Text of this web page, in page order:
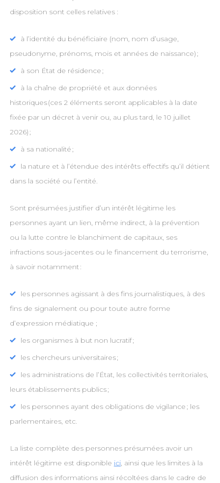
disposition sont celles relatives :
à l’identité du bénéficiaire (nom, nom d’usage,
pseudonyme, prénoms, mois et années de naissance) ;
à son État de résidence ;
à la chaîne de propriété et aux données
historiques (ces 2 éléments seront applicables à la date
fixée par un décret à venir ou, au plus tard, le 10 juillet
2026) ;
à sa nationalité ;
la nature et à l’étendue des intérêts effectifs qu’il détient
dans la société ou l’entité.
Sont présumées justifier d’un intérêt légitime les
personnes ayant un lien, même indirect, à la prévention
ou la lutte contre le blanchiment de capitaux, ses
infractions sous-jacentes ou le financement du terrorisme,
à savoir notamment :
les personnes agissant à des fins journalistiques, à des
fins de signalement ou pour toute autre forme
d’expression médiatique ;
les organismes à but non lucratif ;
les chercheurs universitaires ;
les administrations de l’État, les collectivités territoriales,
leurs établissements publics ;
les personnes ayant des obligations de vigilance ; les
parlementaires, etc.
La liste complète des personnes présumées avoir un
intérêt légitime est disponible ici, ainsi que les limites à la
diffusion des informations ainsi récoltées dans le cadre de